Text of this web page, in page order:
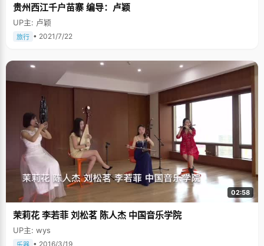
贵州西江千户苗寨 编导：卢颖
UP主: 卢颖
旅行 • 2021/7/22
02:58
茉莉花 李若菲 刘松茗 陈人杰 中国音乐学院
UP主: wys
• 2016/3/19